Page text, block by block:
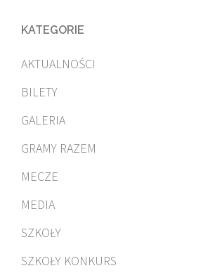
KATEGORIE
AKTUALNOŚCI
BILETY
GALERIA
GRAMY RAZEM
MECZE
MEDIA
SZKOŁY
SZKOŁY KONKURS